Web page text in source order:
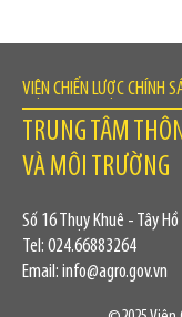
VIỆN CHIẾN LƯỢC CHÍNH
TRUNG TÂM
VÀ MÔI TRƯỜNG
Số 16 Thụy Khuê - Tây
Tel: 024.66883264
Email: info@agro.gov.vn